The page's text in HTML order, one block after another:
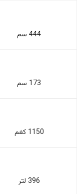
444 سم
173 سم
1150 كغم
396 لتر